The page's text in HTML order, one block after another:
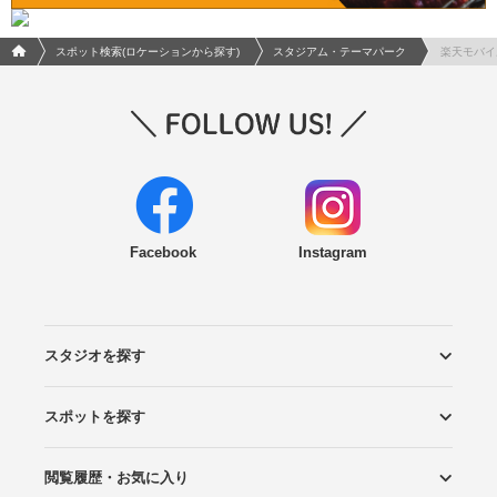
フォトウエディング/結婚写真のPhotorait ホーム
スポット検索(ロケーションから探す) スタジアム・テーマパーク 楽天モバ
Facebook Instagram
スタジオを探す
エリアから探す
こだわりから探す
NEW PHOTO STYLE
プランから探す
フォトタイプ診断
フォトグラファーから探す
国内リゾートから探す
スポットを探す
ロケーションから探す
スタジオから探す
閲覧履歴・お気に入り